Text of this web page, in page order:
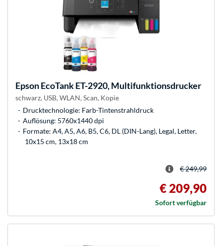
EpsonEcoTank ET-2920, Multifunktionsdrucker
schwarz, USB, WLAN, Scan, Kopie
Drucktechnologie: Farb-Tintenstrahldruck
Auflösung: 5760x1440 dpi
Formate: A4, A5, A6, B5, C6, DL (DIN-Lang), Legal, Letter,
10x15 cm, 13x18 cm
€ 249,99
€ 209,90
Sofort verfügbar